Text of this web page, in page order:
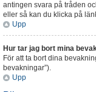
antingen svara på tråden
eller så kan du klicka på
Upp
Hur tar jag bort mina
För att ta bort dina
bevakningar”).
Upp